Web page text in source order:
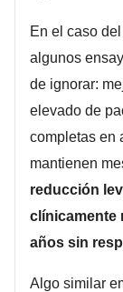
En el caso
algunos
de ignorar:
elevado de
completas en
mantienen
reducción
clínicamente
años sin
Algo similar